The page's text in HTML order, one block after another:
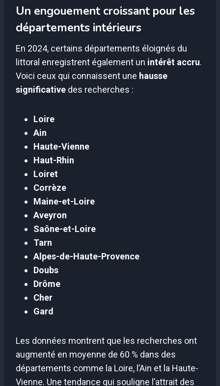
Un engouement croissant pour les
départements intérieurs
En 2024, certains départements éloignés du
littoral enregistrent également un intérêt accru.
Voici ceux qui connaissent une hausse
significative des recherches :
Loire
Ain
Haute-Vienne
Haut-Rhin
Loiret
Corrèze
Maine-et-Loire
Aveyron
Saône-et-Loire
Tarn
Alpes-de-Haute-Provence
Doubs
Drôme
Cher
Gard
Les données montrent que les recherches ont
augmenté en moyenne de 60 % dans des
départements comme la Loire, l’Ain et la Haute-
Vienne. Une tendance qui souligne l’attrait des